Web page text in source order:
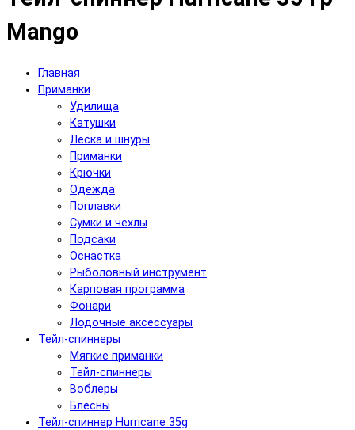
Mango
Главная
Приманки
Удилища
Катушки
Леска и шнуры
Приманки
Крючки
Одежда
Поплавки
Сумки и чехлы
Подсаки
Оснастка
Рыболовный инструмент
Карповая программа
Фонари
Лодочные аксессуары
Тейл-спиннеры
Мягкие приманки
Тейл-спиннеры
Воблеры
Блесны
Тейл-спиннер Hurricane 35g